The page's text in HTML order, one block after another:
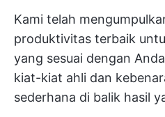
Kami telah
produktivitas terbaik
yang sesuai dengan
kiat-kiat ahli dan
sederhana di balik hasil